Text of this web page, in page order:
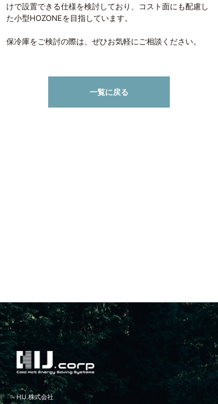
けで設置できる仕様を検討しており、コスト面にも配慮し
た小型HOZONEを目指しています。
保冷庫をご検討の際は、ぜひお気軽にご相談ください。
一覧に戻る
HIJ.株式会社